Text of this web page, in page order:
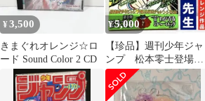
¥3,500
きまぐれオレンジ☆ロ
ード Sound Color 2 CD
¥5,000
【珍品】週刊少年ジャ
ンプ 松本零士登場
わが青春のハーロッ
ク アラレちゃん